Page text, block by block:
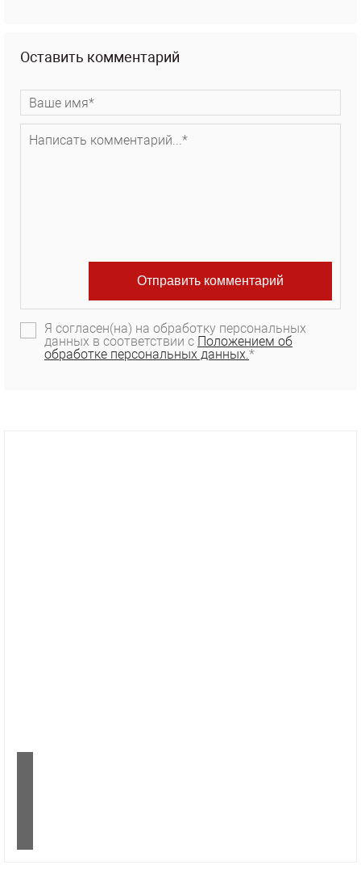
Оставить комментарий
Я согласен(на) на обработку персональных
данных в соответствии с Положением об
обработке персональных данных.*